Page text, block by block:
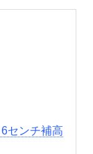
センチ補高